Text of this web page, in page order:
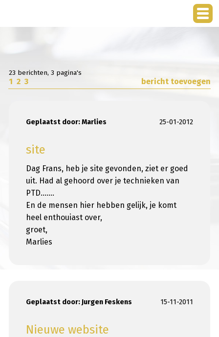
23 berichten, 3 pagina's
bericht toevoegen
1 2 3
25-01-2012
Geplaatst door:Marlies
site
Dag Frans, heb je site gevonden, ziet er goed
uit. Had al gehoord over je technieken van
PTD.......
En de mensen hier hebben gelijk, je komt
heel enthouiast over,
groet,
Marlies
15-11-2011
Geplaatst door:Jurgen Feskens
Nieuwe website